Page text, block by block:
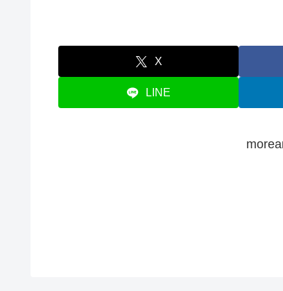
X
LINE